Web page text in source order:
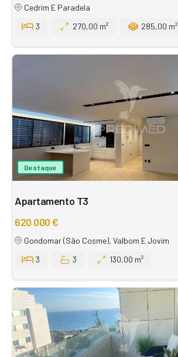
Cedrim E Paradela
3
270,00 m² 285,00 m²
Destaque
Apartamento T3
620 000 €
Gondomar (São Cosme), Valbom E Jovim
3
3 130,00 m²